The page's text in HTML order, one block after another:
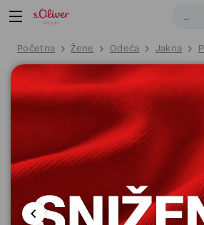
Početna Žene Odeća Jakna